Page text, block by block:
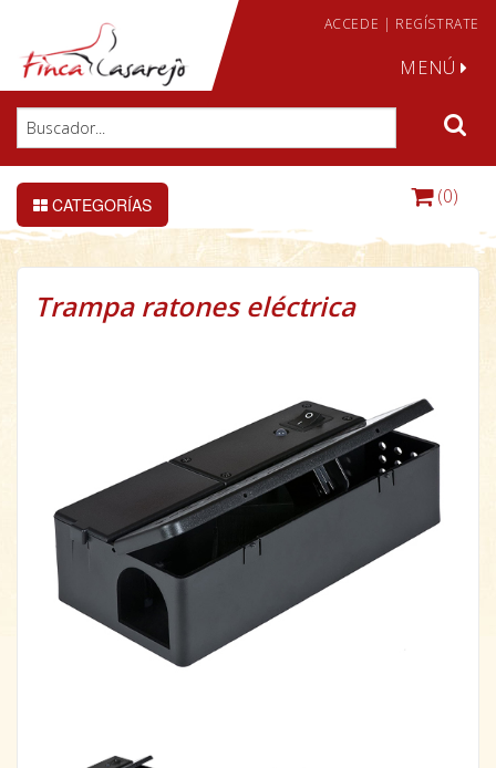
ACCEDE | REGÍSTRATE
MENÚ
CATEGORÍAS (0)
Trampa ratones eléctrica